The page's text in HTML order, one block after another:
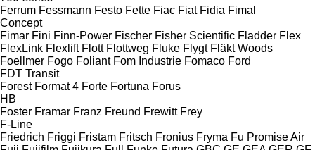
Ferrum Fessmann Festo Fette Fiac Fiat Fidia Fimal
Concept
Fimar Fini Finn-Power Fischer Fisher Scientific Fladder Flex
FlexLink Flexlift Flott Flottweg Fluke Flygt Fläkt Woods
Foellmer Fogo Foliant Fom Industrie Fomaco Ford
FDT Transit
Forest Format 4 Forte Fortuna Forus
HB
Foster Framar Franz Freund Frewitt Frey
F-Line
Friedrich Friggi Fristam Fritsch Fronius Fryma Fu Promise Air